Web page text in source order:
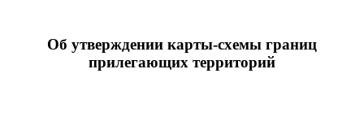
Об утверждении карты-схемы границ
прилегающих территорий